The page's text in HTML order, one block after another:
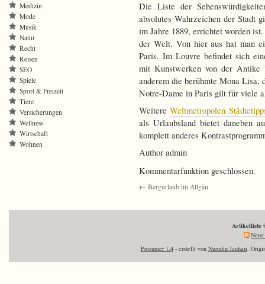
Die Liste der
absolutes Wahrzeichen der Stadt
im Jahre 1889, errichtet worden
der Welt. Von hier aus hat man
Paris. Im Louvre befindet sich
mit Kunstwerken von der
anderem die berühmte Mona
Notre-Dame in Paris gilt für viele
WeitereWeltmetropolen
als Urlaubsland bietet daneben
komplett anderes
Author admin
Kommentarfunktion geschlossen.
← Bergurlaub im Allgäu
Medizin
Mode
Musik
Natur
Recht
Reisen
SEO
Spiele
Sport & Freizeit
Tiere
Versicherungen
Wellness
Wirtschaft
Wohnen
Artikelliste
Prosumer 1.4- erstellt von Nurudin Jauhari.